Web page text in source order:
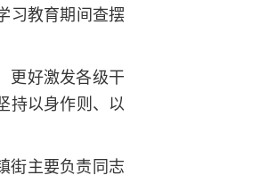
习教育期间查摆
更好激发各级干
持以身作则、以
街主要负责同志